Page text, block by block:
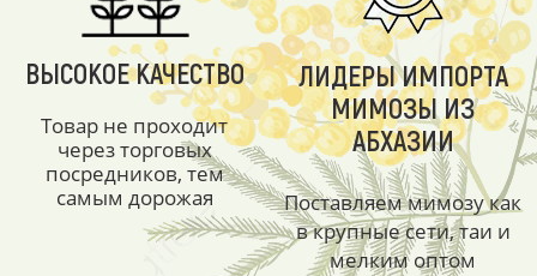
ВЫСОКОЕ КАЧЕСТВО
Товар не проходит
через торговых
посредников, тем
самым дорожая
ЛИДЕРЫ ИМПОРТА
МИМОЗЫ ИЗ
АБХАЗИИ
Поставляем мимозу как
в крупные сети, таи и
мелким оптом